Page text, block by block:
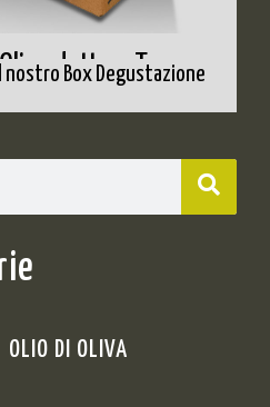
adatto a Te
nostro Box Degustazione
OLIO DI OLIVA